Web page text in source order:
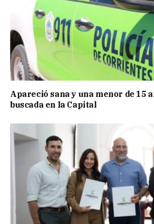
Apareció sana y una menor de 15
buscada en la Capital